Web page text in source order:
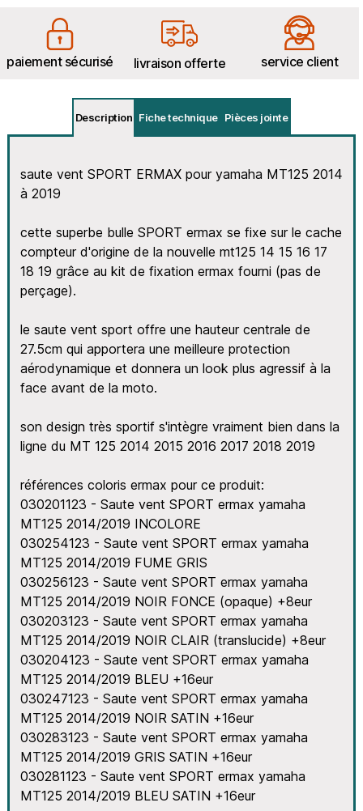
paiement sécurisé livraison offerte service client
Description Fiche technique Pièces jointe
saute vent SPORT ERMAX pour yamaha MT125 2014
à 2019
cette superbe bulle SPORT ermax se fixe sur le cache
compteur d'origine de la nouvelle mt125 14 15 16 17
18 19 grâce au kit de fixation ermax fourni (pas de
perçage).
le saute vent sport offre une hauteur centrale de
27.5cm qui apportera une meilleure protection
aérodynamique et donnera un look plus agressif à la
face avant de la moto.
son design très sportif s'intègre vraiment bien dans la
ligne du MT 125 2014 2015 2016 2017 2018 2019
références coloris ermax pour ce produit:
030201123 - Saute vent SPORT ermax yamaha
MT125 2014/2019 INCOLORE
030254123 - Saute vent SPORT ermax yamaha
MT125 2014/2019 FUME GRIS
030256123 - Saute vent SPORT ermax yamaha
MT125 2014/2019 NOIR FONCE (opaque) +8eur
030203123 - Saute vent SPORT ermax yamaha
MT125 2014/2019 NOIR CLAIR (translucide) +8eur
030204123 - Saute vent SPORT ermax yamaha
MT125 2014/2019 BLEU +16eur
030247123 - Saute vent SPORT ermax yamaha
MT125 2014/2019 NOIR SATIN +16eur
030283123 - Saute vent SPORT ermax yamaha
MT125 2014/2019 GRIS SATIN +16eur
030281123 - Saute vent SPORT ermax yamaha
MT125 2014/2019 BLEU SATIN +16eur